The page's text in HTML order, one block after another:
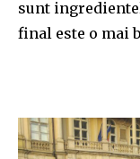
sunt
final este o mai